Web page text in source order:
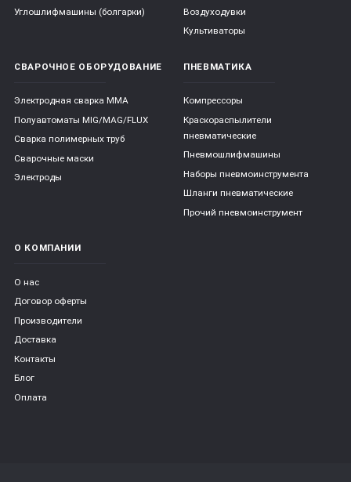
Углошлифмашины (болгарки)
Воздуходувки
Культиваторы
СВАРОЧНОЕ ОБОРУДОВАНИЕ
Электродная сварка ММА
Полуавтоматы MIG/MAG/FLUX
Сварка полимерных труб
Сварочные маски
Электроды
ПНЕВМАТИКА
Компрессоры
Краскораспылители
пневматические
Пневмошлифмашины
Наборы пневмоинструмента
Шланги пневматические
Прочий пневмоинструмент
О КОМПАНИИ
О нас
Договор оферты
Производители
Доставка
Контакты
Блог
Оплата